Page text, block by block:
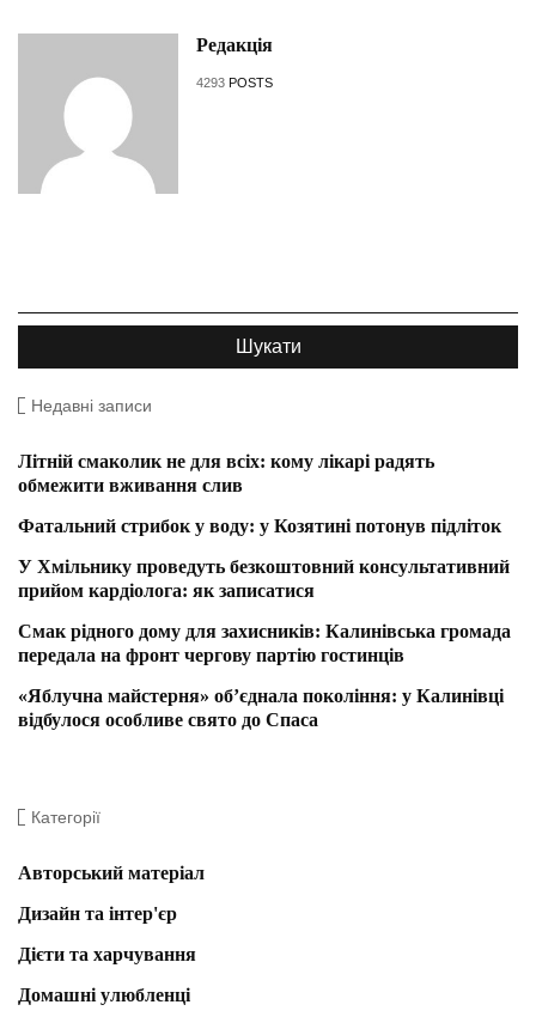
Редакція
4293 POSTS
Недавні записи
Літній смаколик не для всіх: кому лікарі радять
обмежити вживання слив
Фатальний стрибок у воду: у Козятині потонув підліток
У Хмільнику проведуть безкоштовний консультативний
прийом кардіолога: як записатися
Смак рідного дому для захисників: Калинівська громада
передала на фронт чергову партію гостинців
«Яблучна майстерня» об’єднала покоління: у Калинівці
відбулося особливе свято до Спаса
Категорії
Авторський матеріал
Дизайн та інтер'єр
Дієти та харчування
Домашні улюбленці